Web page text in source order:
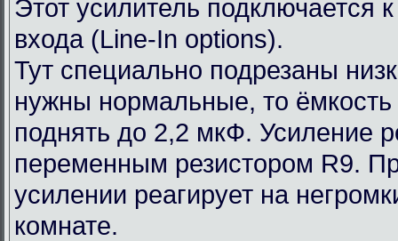
Этот усилитель подключается
входа (Line-In options).
Тут специально подрезаны
нужны нормальные, то
поднять до 2,2 мкФ. Усиление
переменным резистором R9.
усилении реагирует на
комнате.